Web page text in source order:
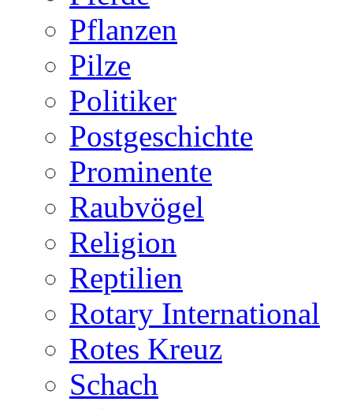
Pflanzen
Pilze
Politiker
Postgeschichte
Prominente
Raubvögel
Religion
Reptilien
Rotary International
Rotes Kreuz
Schach